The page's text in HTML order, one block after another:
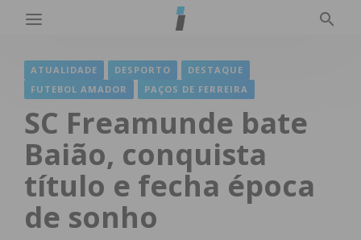
ATUALIDADE DESPORTO
DESTAQUE
FUTEBOL AMADOR
PAÇOS DE FERREIRA
SC Freamunde bate
Baião, conquista
título e fecha época
de sonho